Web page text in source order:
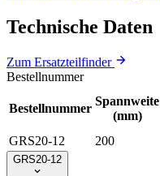
Technische Daten
Zum Ersatzteilfinder
Bestellnummer
Bestellnummer
Spannweite
(mm)
GRS20-12
200
GRS20-12